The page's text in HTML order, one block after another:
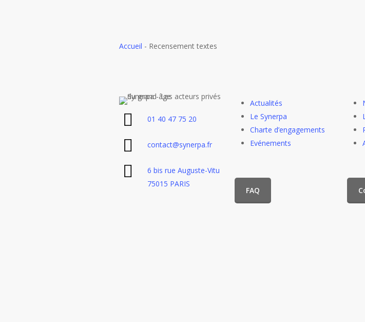
Accueil - Recensement textes
01 40 47 75 20
contact@synerpa.fr
6 bis rue Auguste-Vitu
75015 PARIS
Actualités
Le Synerpa
Charte d’engagements
Evénements
FAQ